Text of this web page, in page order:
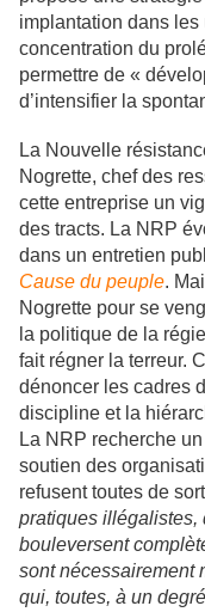
implantation dans
concentration du
permettre de «
d’intensifier la
La Nouvelle
Nogrette, chef des
cette entreprise un
des tracts. La NRP
dans un entretien
Cause du peuple.
Nogrette pour se
la politique de la
fait régner la terreur.
dénoncer les cadres
discipline et la
La NRP recherche
soutien des
refusent toutes de
pratiques illégalistes,
bouleversent
sont nécessairement
qui, toutes, à un